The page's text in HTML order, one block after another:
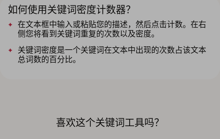
如何使用关键词密度计数器？
在文本框中输入或粘贴您的描述，然后点击计数。在右
侧您将看到关键词重复的次数以及密度。
关键词密度是一个关键词在文本中出现的次数占该文本
总词数的百分比。
喜欢这个关键词工具吗？